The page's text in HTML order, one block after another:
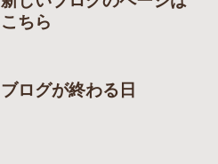
こちら
ブログが終わる日